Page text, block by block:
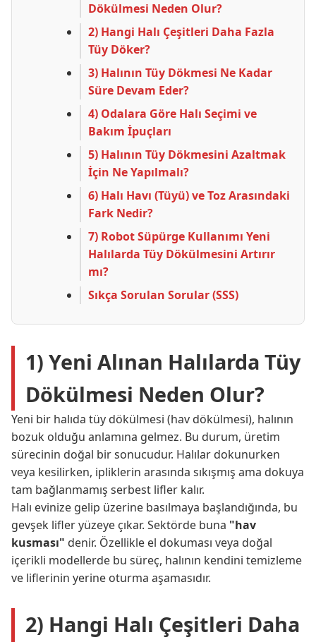
Dökülmesi Neden Olur?
2) Hangi Halı Çeşitleri Daha Fazla
Tüy Döker?
3) Halının Tüy Dökmesi Ne Kadar
Süre Devam Eder?
4) Odalara Göre Halı Seçimi ve
Bakım İpuçları
5) Halının Tüy Dökmesini Azaltmak
İçin Ne Yapılmalı?
6) Halı Havı (Tüyü) ve Toz Arasındaki
Fark Nedir?
7) Robot Süpürge Kullanımı Yeni
Halılarda Tüy Dökülmesini Artırır
mı?
Sıkça Sorulan Sorular (SSS)
1) Yeni Alınan Halılarda Tüy
Dökülmesi Neden Olur?
Yeni bir halıda tüy dökülmesi (hav dökülmesi), halının
bozuk olduğu anlamına gelmez. Bu durum, üretim
sürecinin doğal bir sonucudur. Halılar dokunurken
veya kesilirken, ipliklerin arasında sıkışmış ama dokuya
tam bağlanmamış serbest lifler kalır.
Halı evinize gelip üzerine basılmaya başlandığında, bu
gevşek lifler yüzeye çıkar. Sektörde buna "hav
kusması" denir. Özellikle el dokuması veya doğal
içerikli modellerde bu süreç, halının kendini temizleme
ve liflerinin yerine oturma aşamasıdır.
2) Hangi Halı Çeşitleri Daha